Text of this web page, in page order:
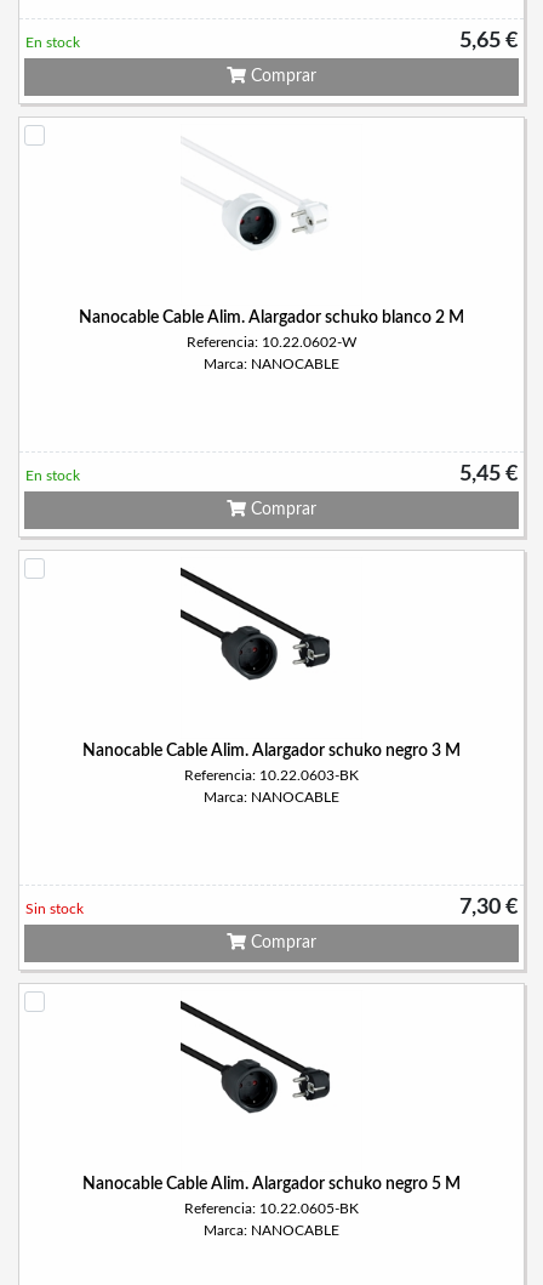
5,65 €
En stock
Comprar
Nanocable Cable Alim. Alargador schuko blanco 2 M
Referencia: 10.22.0602-W
Marca: NANOCABLE
5,45 €
En stock
Comprar
Nanocable Cable Alim. Alargador schuko negro 3 M
Referencia: 10.22.0603-BK
Marca: NANOCABLE
7,30 €
Sin stock
Comprar
Nanocable Cable Alim. Alargador schuko negro 5 M
Referencia: 10.22.0605-BK
Marca: NANOCABLE